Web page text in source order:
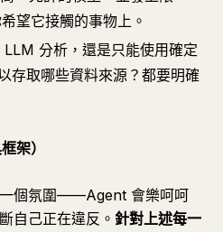
望它接觸的事物上。
LLM 分析，還是只能使用確定
存取哪些資料來源？都要明確
架）
個氛圍——Agent 會樂呵呵
自己正在違反。 針對上述每一